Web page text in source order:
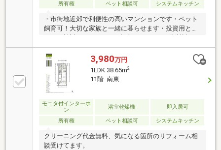
所有権 ペット相談可 システムキッチン
・市街地近郊で利便性の高いマンションです・ペット
飼育可！大切な家族と一緒に暮らせます・投資用とし
求・相談も可能です。お気軽にお問い合わせください
♪※関連リンクより友達追加できます。【のぞみ地所株
式会社：092-409-7799】
3,980万円
1LDK 38.65m2
11階 南東
モニタ付インターホ
ン
浴室乾燥機 即入居可
所有権 ペット相談可 システムキッチン
クリーニング代金無料、気になる箇所のリフォーム相
談受けてます。